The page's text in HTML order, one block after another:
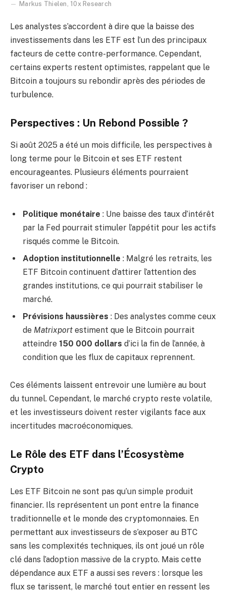
Markus Thielen, 10x Research
Les analystes s’accordent à dire que la baisse des
investissements dans les ETF est l’un des principaux
facteurs de cette contre-performance. Cependant,
certains experts restent optimistes, rappelant que le
Bitcoin a toujours su rebondir après des périodes de
turbulence.
Perspectives : Un Rebond Possible ?
Si août 2025 a été un mois difficile, les perspectives à
long terme pour le Bitcoin et ses ETF restent
encourageantes. Plusieurs éléments pourraient
favoriser un rebond :
Politique monétaire : Une baisse des taux d’intérêt
par la Fed pourrait stimuler l’appétit pour les actifs
risqués comme le Bitcoin.
Adoption institutionnelle : Malgré les retraits, les
ETF Bitcoin continuent d’attirer l’attention des
grandes institutions, ce qui pourrait stabiliser le
marché.
Prévisions haussières : Des analystes comme ceux
de Matrixport estiment que le Bitcoin pourrait
atteindre 150 000 dollars d’ici la fin de l’année, à
condition que les flux de capitaux reprennent.
Ces éléments laissent entrevoir une lumière au bout
du tunnel. Cependant, le marché crypto reste volatile,
et les investisseurs doivent rester vigilants face aux
incertitudes macroéconomiques.
Le Rôle des ETF dans l’Écosystème
Crypto
Les ETF Bitcoin ne sont pas qu’un simple produit
financier. Ils représentent un pont entre la finance
traditionnelle et le monde des cryptomonnaies. En
permettant aux investisseurs de s’exposer au BTC
sans les complexités techniques, ils ont joué un rôle
clé dans l’adoption massive de la crypto. Mais cette
dépendance aux ETF a aussi ses revers : lorsque les
flux se tarissent, le marché tout entier en ressent les